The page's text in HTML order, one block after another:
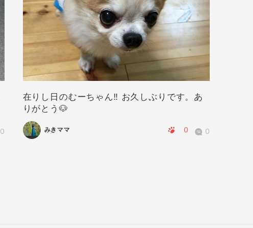
0
在りし日のむーちゃん‼️ お久しぶりです。あ
りがとう🐶
みきママ 0 0